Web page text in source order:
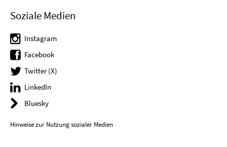
Soziale Medien
Instagram
Facebook
Twitter (X)
LinkedIn
Bluesky
Hinweise zur Nutzung sozialer Medien